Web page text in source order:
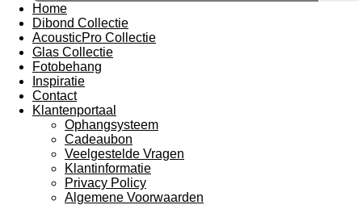
Home
Dibond Collectie
AcousticPro Collectie
Glas Collectie
Fotobehang
Inspiratie
Contact
Klantenportaal
Ophangsysteem
Cadeaubon
Veelgestelde Vragen
Klantinformatie
Privacy Policy
Algemene Voorwaarden